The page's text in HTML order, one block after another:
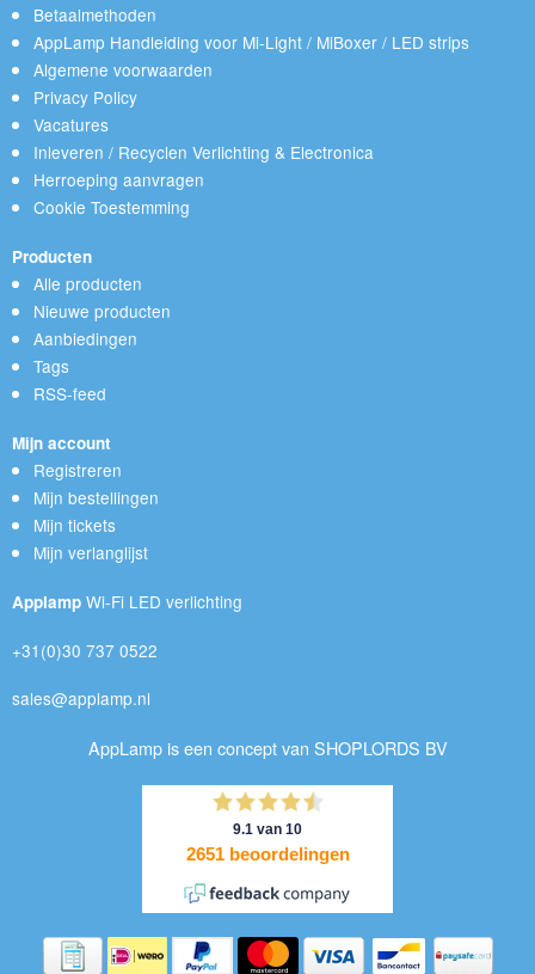
Betaalmethoden
AppLamp Handleiding voor Mi-Light / MiBoxer / LED strips
Algemene voorwaarden
Privacy Policy
Vacatures
Inleveren / Recyclen Verlichting & Electronica
Herroeping aanvragen
Cookie Toestemming
Producten
Alle producten
Nieuwe producten
Aanbiedingen
Tags
RSS-feed
Mijn account
Registreren
Mijn bestellingen
Mijn tickets
Mijn verlanglijst
Applamp Wi-Fi LED verlichting
+31(0)30 737 0522
sales@applamp.nl
AppLamp is een concept van SHOPLORDS BV